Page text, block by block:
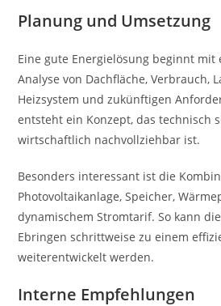
Planung und Umsetzung
Eine gute Energielösung beginnt mit
Analyse von Dachfläche, Verbrauch,
Heizsystem und zukünftigen
entsteht ein Konzept, das technisch
wirtschaftlich nachvollziehbar ist.
Besonders interessant ist die
Photovoltaikanlage, Speicher,
dynamischem Stromtarif. So kann
Ebringen schrittweise zu einem
weiterentwickelt werden.
Interne Empfehlungen